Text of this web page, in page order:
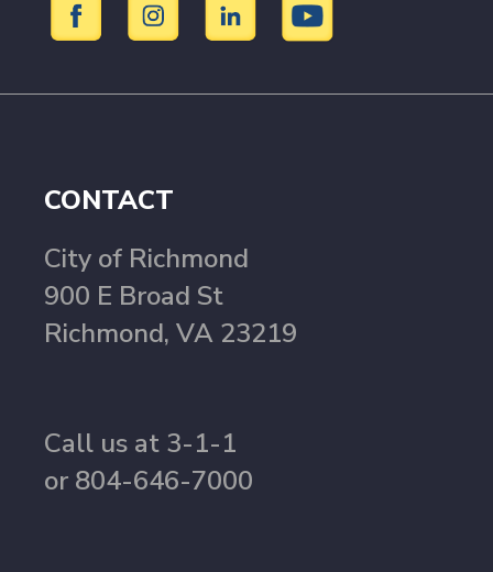
CONTACT
City of Richmond
900 E Broad St
Richmond, VA 23219
Call us at 3-1-1
or 804-646-7000